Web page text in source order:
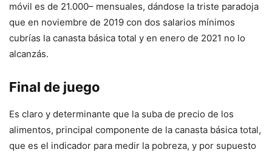
móvil es de 21.000– mensuales, dándose la triste paradoja
que en noviembre de 2019 con dos salarios mínimos
cubrías la canasta básica total y en enero de 2021 no lo
alcanzás.
Final de juego
Es claro y determinante que la suba de precio de los
alimentos, principal componente de la canasta básica total,
que es el indicador para medir la pobreza, y por supuesto